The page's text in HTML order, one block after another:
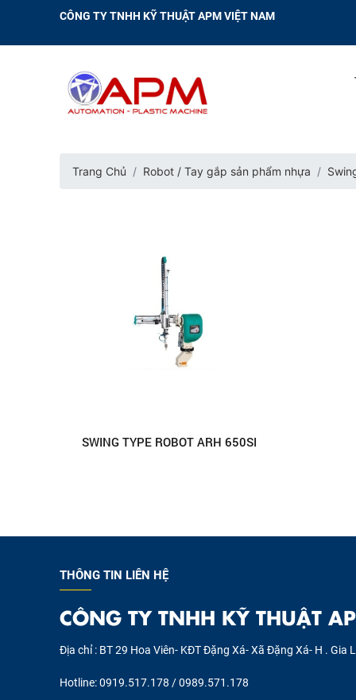
CÔNG TY TNHH KỸ THUẬT APM VIỆT NAM
Trang Chủ Robot / Tay gắp sản phẩm nhựa
SWING TYPE ROBOT ARH 650SI
THÔNG TIN LIÊN HỆ
CÔNG TY TNHH KỸ THUẬT
Địa chỉ : BT 29 Hoa Viên- KĐT Đặng Xá- Xã Đặng Xá- H . Gia
Hotline: 0919.517.178 / 0989.571.178